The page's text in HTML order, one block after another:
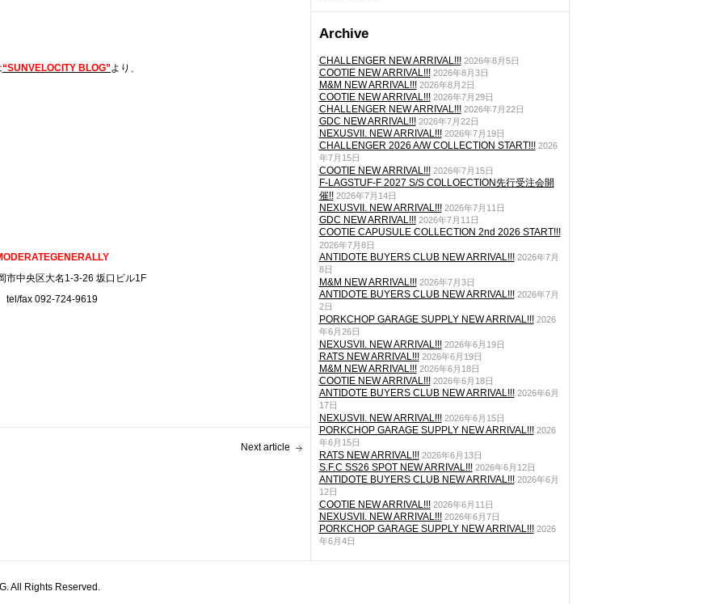
Archive
CHALLENGER NEW ARRIVAL!!! 2026年8月5日
COOTIE NEW ARRIVAL!!! 2026年8月3日
M&M NEW ARRIVAL!!! 2026年8月2日
COOTIE NEW ARRIVAL!!! 2026年7月29日
CHALLENGER NEW ARRIVAL!!! 2026年7月22日
GDC NEW ARRIVAL!!! 2026年7月22日
NEXUSVII. NEW ARRIVAL!!! 2026年7月19日
CHALLENGER 2026 A/W COLLECTION START!!! 2026
年7月15日
COOTIE NEW ARRIVAL!!! 2026年7月15日
F-LAGSTUF-F 2027 S/S COLLOECTION先行受注会開
催!! 2026年7月14日
NEXUSVII. NEW ARRIVAL!!! 2026年7月11日
GDC NEW ARRIVAL!!! 2026年7月11日
COOTIE CAPUSULE COLLECTION 2nd 2026 START!!!
2026年7月8日
ANTIDOTE BUYERS CLUB NEW ARRIVAL!!! 2026年7月
8日
M&M NEW ARRIVAL!!! 2026年7月3日
ANTIDOTE BUYERS CLUB NEW ARRIVAL!!! 2026年7月
2日
PORKCHOP GARAGE SUPPLY NEW ARRIVAL!!! 2026
年6月26日
NEXUSVII. NEW ARRIVAL!!! 2026年6月19日
RATS NEW ARRIVAL!!! 2026年6月19日
M&M NEW ARRIVAL!!! 2026年6月18日
COOTIE NEW ARRIVAL!!! 2026年6月18日
ANTIDOTE BUYERS CLUB NEW ARRIVAL!!! 2026年6月
17日
NEXUSVII. NEW ARRIVAL!!! 2026年6月15日
PORKCHOP GARAGE SUPPLY NEW ARRIVAL!!! 2026
年6月15日
RATS NEW ARRIVAL!!! 2026年6月13日
S.F.C SS26 SPOT NEW ARRIVAL!!! 2026年6月12日
ANTIDOTE BUYERS CLUB NEW ARRIVAL!!! 2026年6月
12日
COOTIE NEW ARRIVAL!!! 2026年6月11日
NEXUSVII. NEW ARRIVAL!!! 2026年6月7日
PORKCHOP GARAGE SUPPLY NEW ARRIVAL!!! 2026
年6月4日
“SUNVELOCITY BLOG”より、
市中央区大名1-3-26 坂口ビル1F
tel/fax 092-724-9619
Next article
All Rights Reserved.